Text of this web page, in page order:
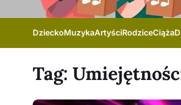
DzieckoMuzykaArtyściRodziceCiąża
Tag: